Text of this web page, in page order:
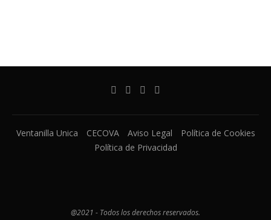
Ventanilla Unica CECOVA Aviso Legal
Política de Cookies
Política de Privacidad
@2021 - Todos los derechos reservados.